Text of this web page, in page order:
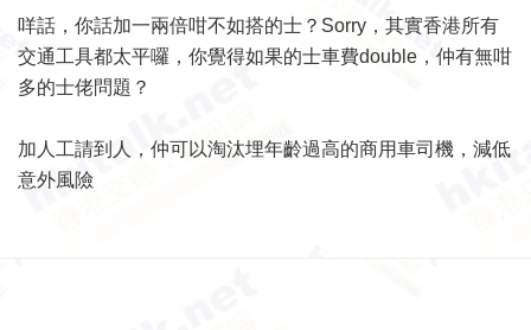
咩話，你話加一兩倍咁不如搭的士？Sorry，其實香港所有
交通工具都太平囉，你覺得如果的士車費double，仲有無咁
多的士佬問題？
加人工請到人，仲可以淘汰埋年齡過高的商用車司機，減低
意外風險